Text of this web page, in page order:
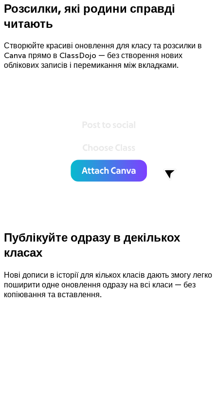
Розсилки, які родини справді
читають
Створюйте красиві оновлення для класу та розсилки в
Canva прямо в ClassDojo — без створення нових
облікових записів і перемикання між вкладками.
Публікуйте одразу в декількох
класах
Нові дописи в історії для кількох класів дають змогу легко
поширити одне оновлення одразу на всі класи — без
копіювання та вставлення.